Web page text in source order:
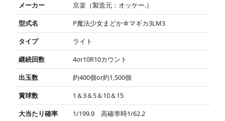
メーカー
京楽（製造元：オッケー.）
型式名
P魔法少女まどか☆マギカ3LM3
タイプ
ライト
継続回数
4or10R10カウント
出玉数
約400個or約1,500個
賞球数
1＆3＆5＆10＆15
大当たり確率
1/199.9 高確率時1/62.2